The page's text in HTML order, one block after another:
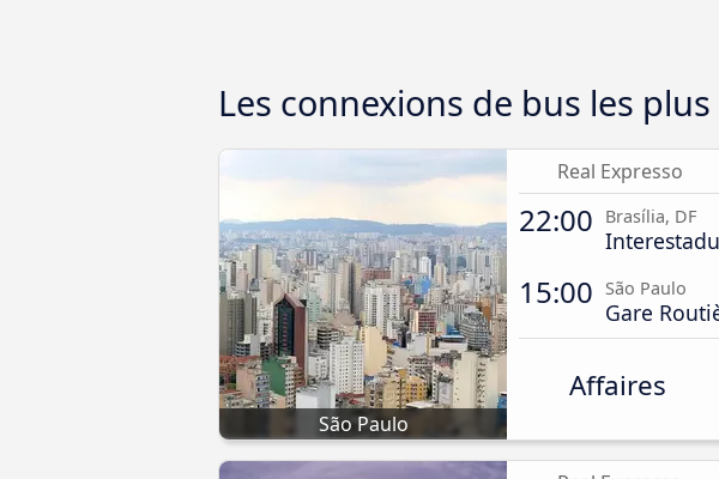
Les connexions de bus les
São Paulo
Real Expresso
22:00 Brasília, DF
15:00 São Paulo
Gare
Affaires